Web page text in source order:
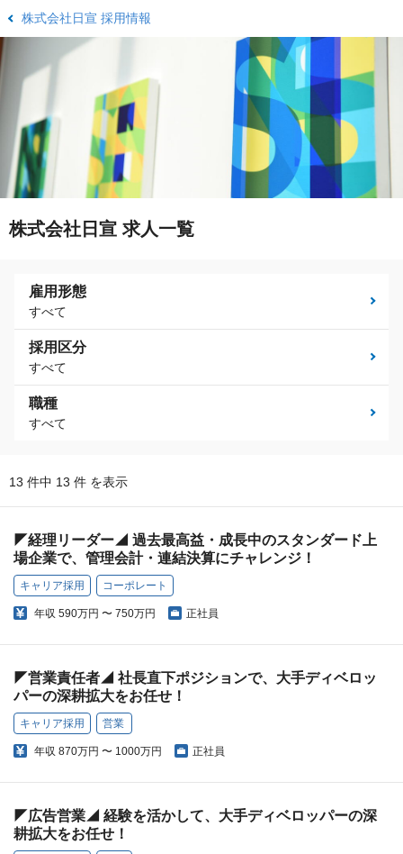
株式会社日宣 採用情報
株式会社日宣 求人一覧
雇用形態
すべて
採用区分
すべて
職種
すべて
13 件中 13 件 を表示
◤経理リーダー◢ 過去最高益・成長中のスタンダード上
場企業で、管理会計・連結決算にチャレンジ！
キャリア採用 コーポレート
年収 590万円 〜 750万円 正社員
◤営業責任者◢ 社長直下ポジションで、大手ディベロッ
パーの深耕拡大をお任せ！
キャリア採用 営業
年収 870万円 〜 1000万円 正社員
◤広告営業◢ 経験を活かして、大手ディベロッパーの深
耕拡大をお任せ！